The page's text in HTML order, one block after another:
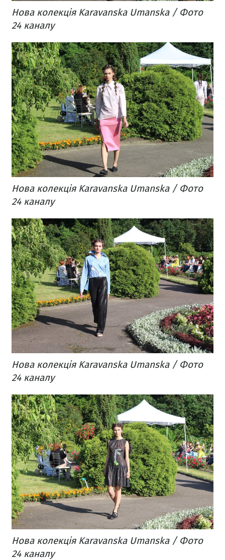
Нова колекція Karavanska Umanska / Фото
24 каналу
Нова колекція Karavanska Umanska / Фото
24 каналу
Нова колекція Karavanska Umanska / Фото
24 каналу
Нова колекція Karavanska Umanska / Фото
24 каналу